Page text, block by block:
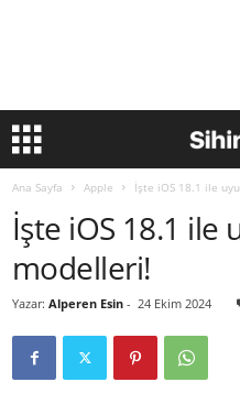
Ana Sayfa Apple İşte iOS 18.1 ile
İşte iOS 18.1 ile
modelleri!
Yazar: Alperen Esin - 24 Ekim 2024